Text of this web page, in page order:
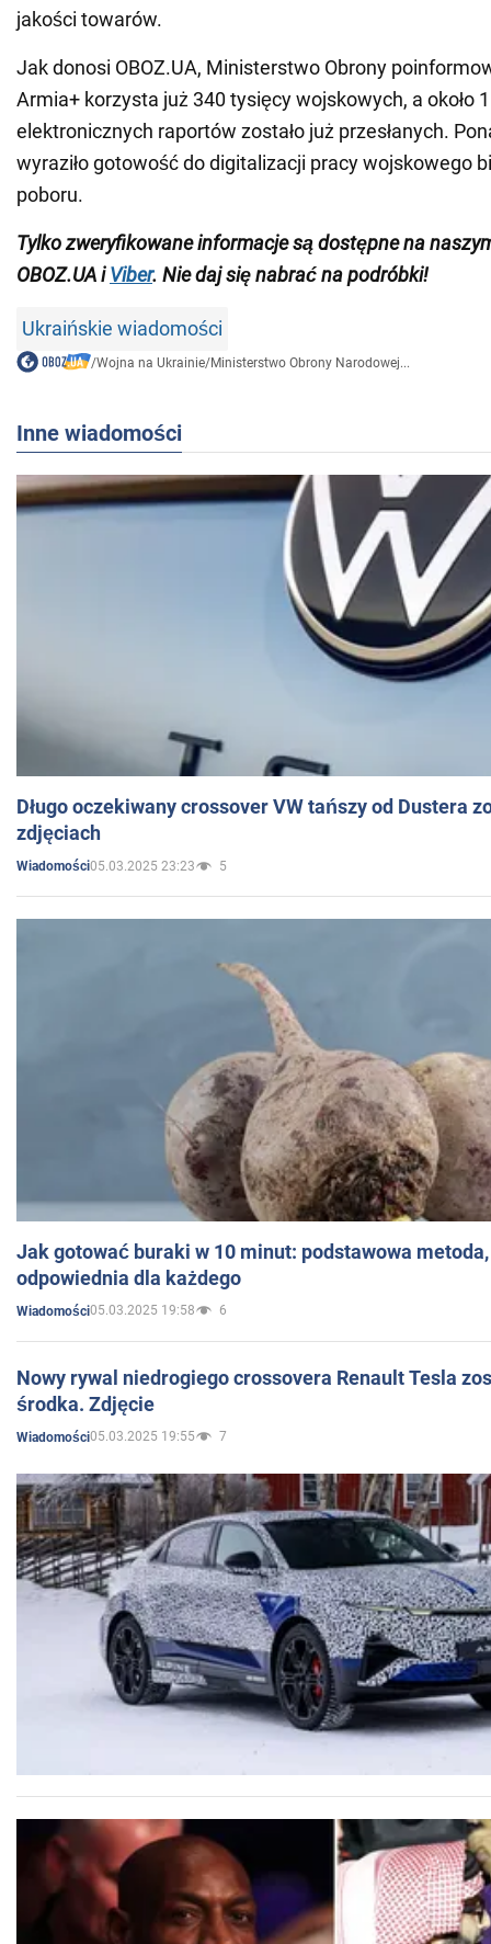
jakości towarów.
Jak donosi OBOZ.UA, Ministerstwo Obrony
Armia+ korzysta już 340 tysięcy wojskowych, a około
elektronicznych raportów zostało już przesłanych.
wyraziło gotowość do digitalizacji pracy wojskowego
poboru.
Tylko zweryfikowane informacje są dostępne na
OBOZ.UA iViber. Nie daj się nabrać na podróbki!
Ukraińskie wiadomości
/Wojna na Ukrainie/Ministerstwo Obrony Narodowej...
Inne wiadomości
Długo oczekiwany crossover VW tańszy od Dustera
zdjęciach
Wiadomości05.03.2025 23:23 5
Jak gotować buraki w 10 minut: podstawowa
odpowiednia dla każdego
Wiadomości05.03.2025 19:58 6
Nowy rywal niedrogiego crossovera Renault Tesla
środka. Zdjęcie
Wiadomości05.03.2025 19:55 7